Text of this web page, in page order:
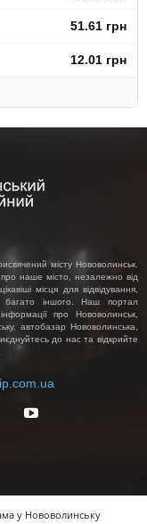
51.61 грн
12.01 грн
місту Нововолинськ.
про наше місто, незалежно від
місця для відвідування,
багато іншого. Наш портал
про Нововолинськ,
автобазар Нововолинська,
до нас та відкрийте
у Нововолинську